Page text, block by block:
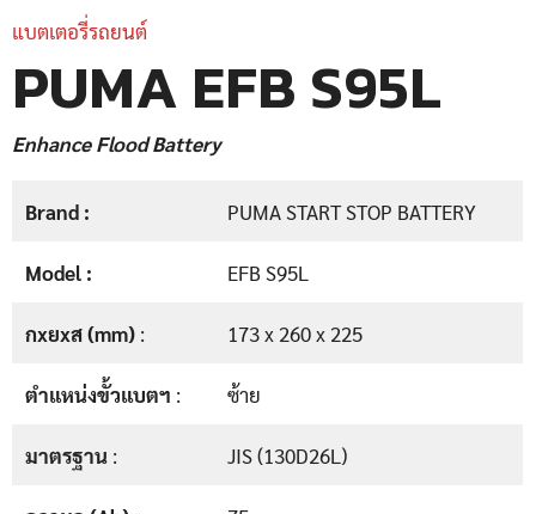
แบตเตอรี่รถยนต์
PUMA EFB S95L
Enhance Flood Battery
Brand : PUMA START STOP BATTERY
Model : EFB S95L
กxยxส (mm) : 173 x 260 x 225
ตำแหน่งขั้วแบตฯ : ซ้าย
มาตรฐาน : JIS (130D26L)